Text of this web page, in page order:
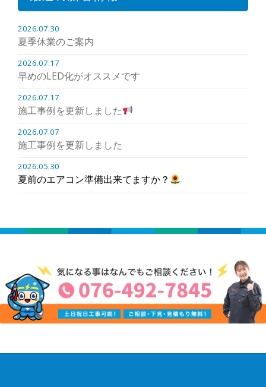
2026.07.30
夏季休業のご案内
2026.07.17
早めのLED化がオススメです
2026.07.17
施工事例を更新しました
2026.07.07
施工事例を更新しました
2026.05.30
夏前のエアコン準備出来てますか？